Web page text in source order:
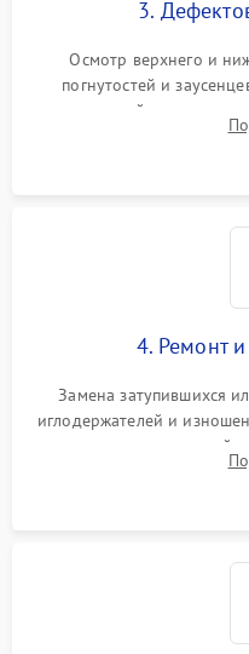
3.
Осмотр верхнего и
погнутостей и
кромок ножей, состояния
и механизма
4. Ремонт
Замена затупившихся
иглодержателей и
новых петлителей
Восстановление